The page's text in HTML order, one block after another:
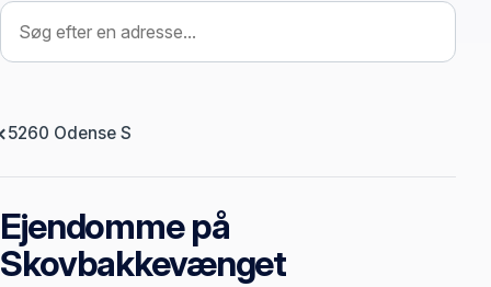
Søg efter ejendom
5260 Odense S
Ejendomme på
Skovbakkevænget